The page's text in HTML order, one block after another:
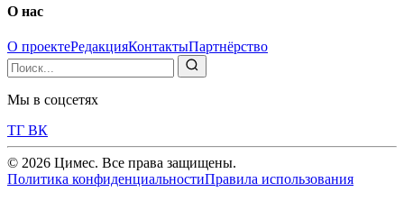
О нас
О проектеРедакцияКонтактыПартнёрство
Мы в соцсетях
ТГ ВК
© 2026 Цимес. Все права защищены.
Политика конфиденциальностиПравила использования